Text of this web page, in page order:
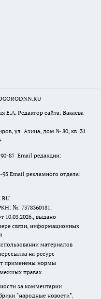
Е.А. Редактор сайта: Бакаева
ул. Азина, дом № 80, кв. 31
87 Email редакции:
Email рекламного отдела:
№: 7378360181.
10.03.2026., выдано
связи, информационных
материалов
на ресурс
применены нормы
правах.
за комментарии
"народные новости".